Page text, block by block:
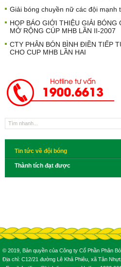
Giải bóng chuyền nữ các đội mạnh
HỌP BÁO GIỚI THIỆU GIẢI
MỞ RỘNG CÚP MHB LẦN II-2007
CTY PHÂN BÓN BÌNH ĐIỀN TIẾP
CHO CUP MHB LẦN HAI
Tin tức về đội bóng
Thành tích đạt được
© 2019, Bản quyền của Công ty Cổ Phần Phân
Địa chỉ: C12/21 đường Lê Khả Phiêu, xã Tân